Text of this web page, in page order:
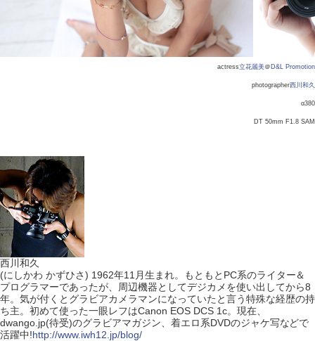
actress立花麗美＠ D&L Promotion
photographer西川和久
α380
DT 50mm F1.8 SAM
西川和久
(にしかわ かずひさ) 1962年11月生まれ。もともとPC系のライター＆
プログラマーであったが、周辺機器としてデジカメを使い出してから8
年。気が付くとグラビアカメラマンになっていたと言う特殊な経歴の持
ち主。初めて使った一眼レフはCanon EOS DCS 1c。現在、
dwango.jp(待受)のグラビアマガジン、着エロ系DVDのジャケ写などで
活躍中!http://www.iwh12.jp/blog/